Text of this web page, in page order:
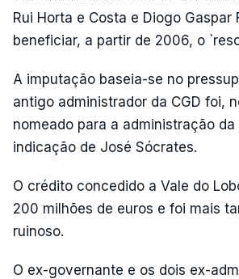
Rui Horta e Costa e Diogo Gaspar
beneficiar, a partir de 2006, o
A imputação baseia-se no
antigo administrador da CGD foi,
nomeado para a administração da
indicação de José Sócrates.
O crédito concedido a Vale do
200 milhões de euros e foi mais
ruinoso.
O ex-governante e os dois ex-